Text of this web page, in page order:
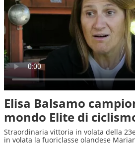
Elisa Balsamo
mondo Elite di
Straordinaria vittoria in volata della
in volata la fuoriclasse olandese